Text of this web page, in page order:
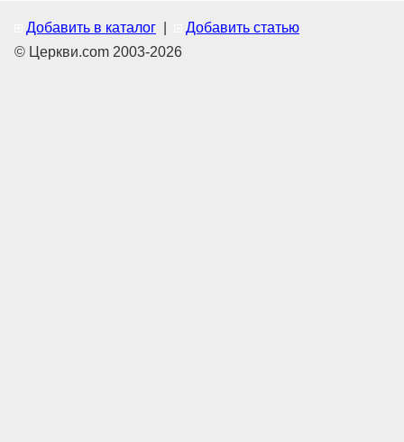
Добавить в каталог
Добавить статью
© Церкви.com 2003-2026